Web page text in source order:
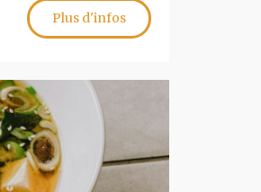
Plus d'infos